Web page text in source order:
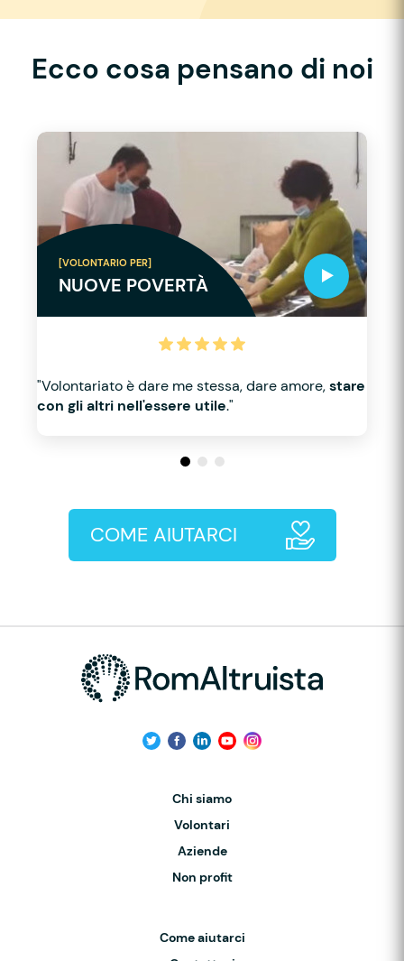
Ecco cosa pensano di noi
[VOLONTARIO PER]
NUOVE POVERTÀ
"Volontariato è dare me stessa, dare amore,stare
con gli altri nell'essere utile."
COME AIUTARCI
Chi siamo
Volontari
Aziende
Non profit
Come aiutarci